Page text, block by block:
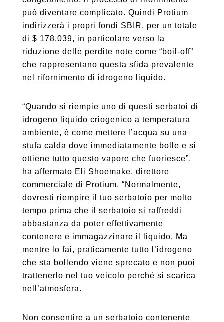
può diventare complicato. Quindi Protium
indirizzerà i propri fondi SBIR, per un totale
di $ 178.039, in particolare verso la
riduzione delle perdite note come “boil-off”
che rappresentano questa sfida prevalente
nel rifornimento di idrogeno liquido.
“Quando si riempie uno di questi serbatoi di
idrogeno liquido criogenico a temperatura
ambiente, è come mettere l’acqua su una
stufa calda dove immediatamente bolle e si
ottiene tutto questo vapore che fuoriesce”,
ha affermato Eli Shoemake, direttore
commerciale di Protium. “Normalmente,
dovresti riempire il tuo serbatoio per molto
tempo prima che il serbatoio si raffreddi
abbastanza da poter effettivamente
contenere e immagazzinare il liquido. Ma
mentre lo fai, praticamente tutto l’idrogeno
che sta bollendo viene sprecato e non puoi
trattenerlo nel tuo veicolo perché si scarica
nell’atmosfera.
Non consentire a un serbatoio contenente